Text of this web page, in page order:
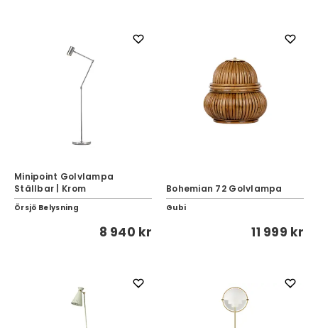
Minipoint Golvlampa
Ställbar | Krom
Örsjö Belysning
8 940 kr
Bohemian 72 Golvlampa
Gubi
11 999 kr